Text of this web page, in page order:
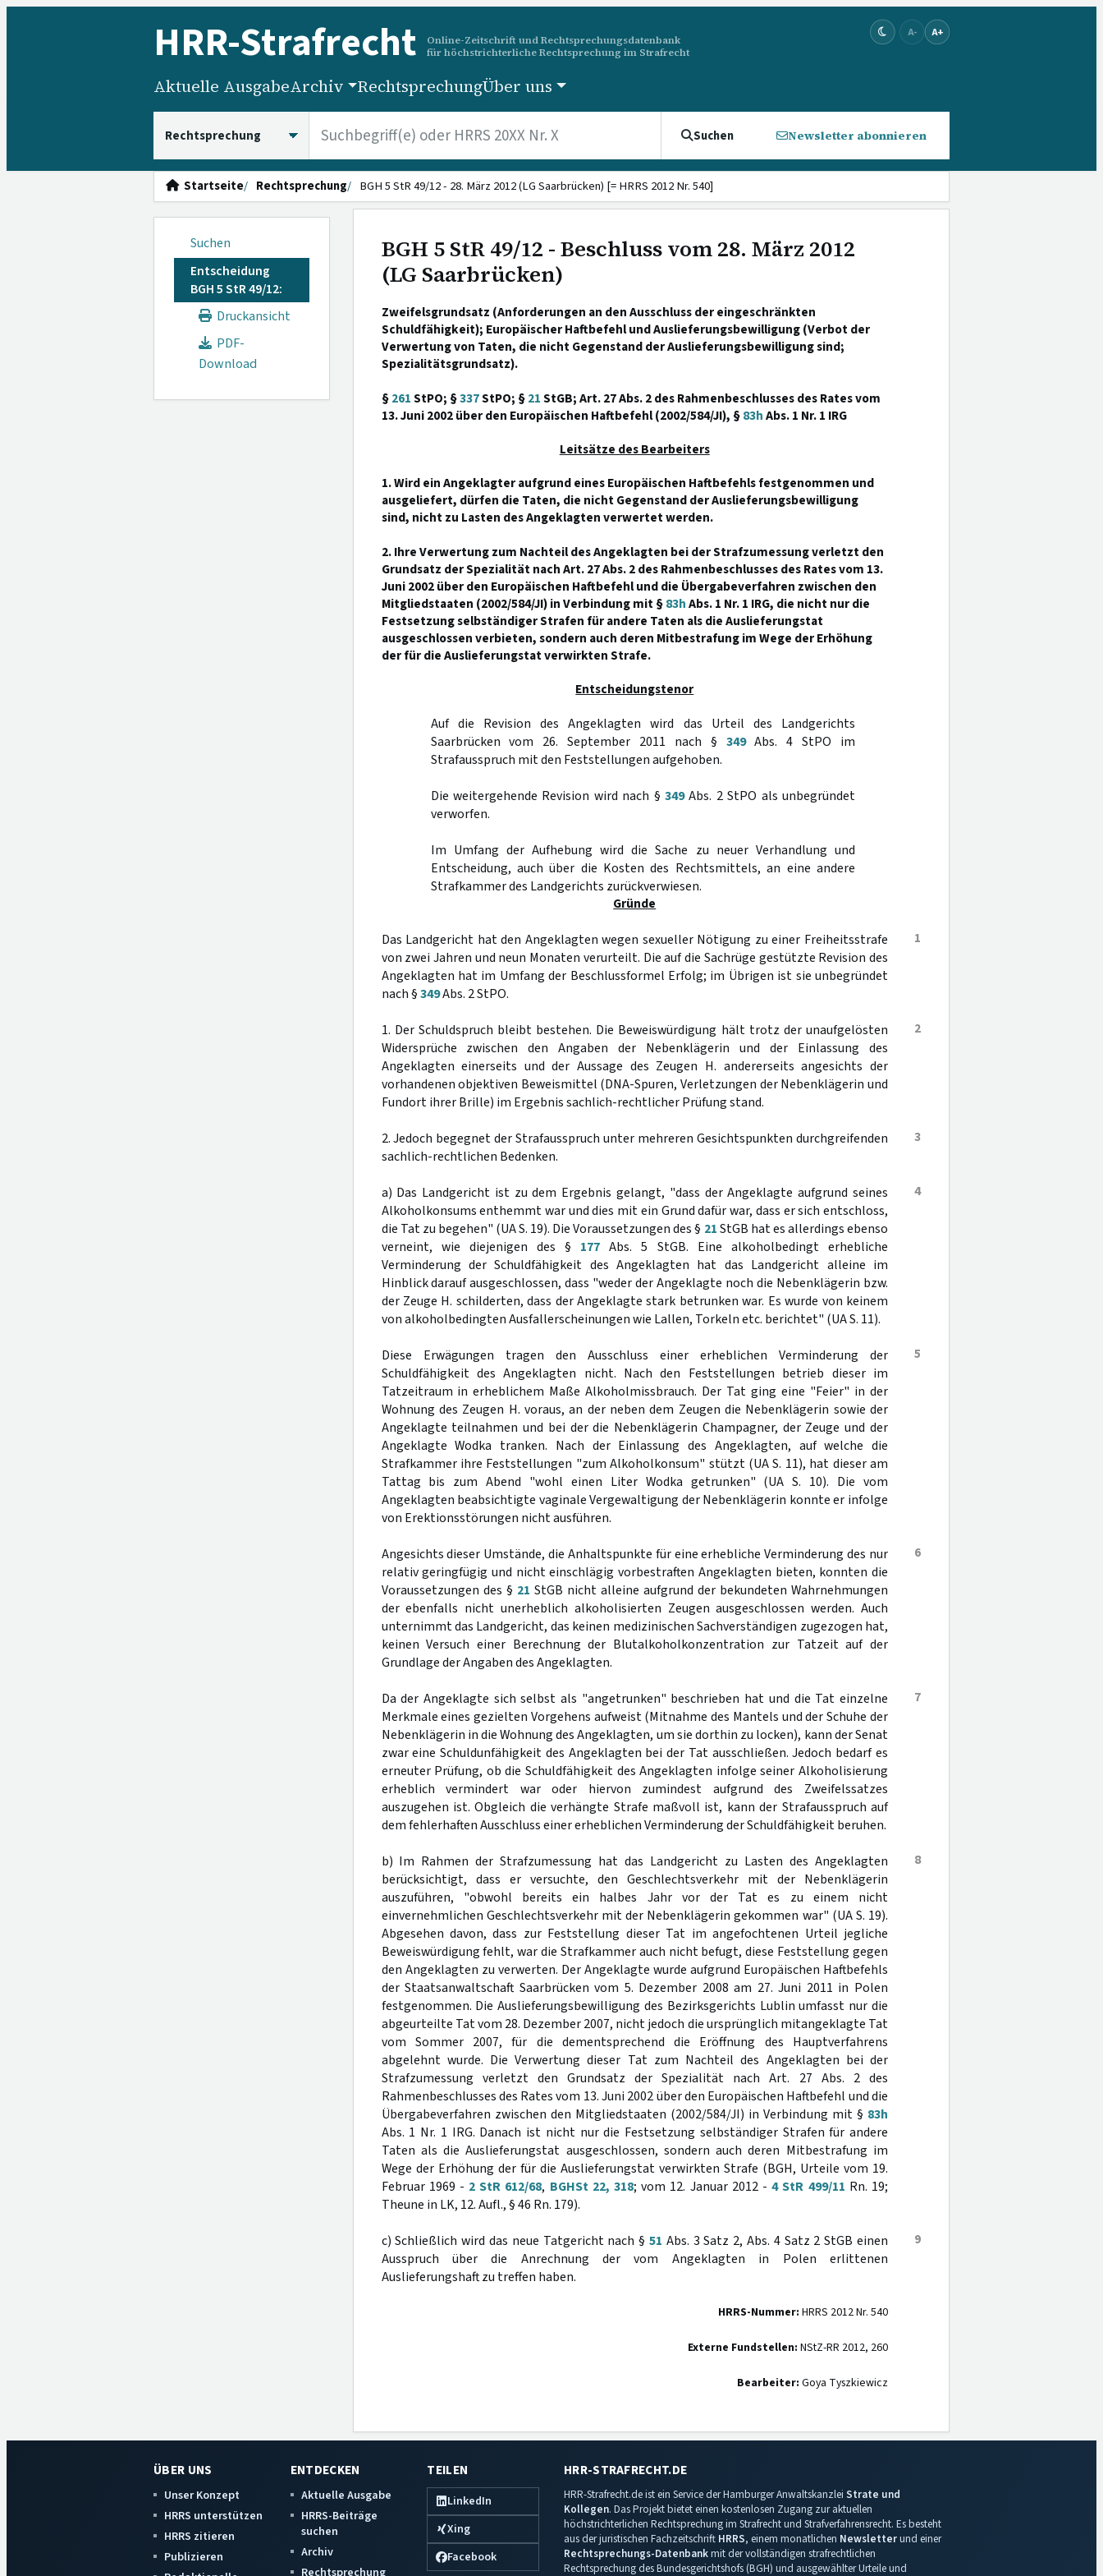
HRR-Strafrecht
Online-Zeitschrift und Rechtsprechungsdatenbank
für höchstrichterliche Rechtsprechung im Strafrecht
A- A+
Aktuelle AusgabeArchiv RechtsprechungÜber uns
Suchen Newsletter abonnieren
Startseite Rechtsprechung BGH 5 StR 49/12 - 28. März 2012 (LG Saarbrücken) [= HRRS 2012 Nr. 540]
Suchen
Entscheidung
BGH 5 StR 49/12:
Druckansicht
PDF-
Download
BGH 5 StR 49/12 - Beschluss vom 28. März 2012
(LG Saarbrücken)
Zweifelsgrundsatz (Anforderungen an den Ausschluss der eingeschränkten
Schuldfähigkeit); Europäischer Haftbefehl und Auslieferungsbewilligung (Verbot der
Verwertung von Taten, die nicht Gegenstand der Auslieferungsbewilligung sind;
Spezialitätsgrundsatz).
§261StPO; §337StPO; §21StGB; Art. 27 Abs. 2 des Rahmenbeschlusses des Rates vom
13. Juni 2002 über den Europäischen Haftbefehl (2002/584/JI), §83hAbs. 1 Nr. 1 IRG
Leitsätze des Bearbeiters
1. Wird ein Angeklagter aufgrund eines Europäischen Haftbefehls festgenommen und
ausgeliefert, dürfen die Taten, die nicht Gegenstand der Auslieferungsbewilligung
sind, nicht zu Lasten des Angeklagten verwertet werden.
2. Ihre Verwertung zum Nachteil des Angeklagten bei der Strafzumessung verletzt den
Grundsatz der Spezialität nach Art. 27 Abs. 2 des Rahmenbeschlusses des Rates vom 13.
Juni 2002 über den Europäischen Haftbefehl und die Übergabeverfahren zwischen den
Mitgliedstaaten (2002/584/JI) in Verbindung mit §83hAbs. 1 Nr. 1 IRG, die nicht nur die
Festsetzung selbständiger Strafen für andere Taten als die Auslieferungstat
ausgeschlossen verbieten, sondern auch deren Mitbestrafung im Wege der Erhöhung
der für die Auslieferungstat verwirkten Strafe.
Entscheidungstenor
Auf die Revision des Angeklagten wird das Urteil des Landgerichts
Saarbrücken vom 26. September 2011 nach § 349Abs. 4 StPO im
Strafausspruch mit den Feststellungen aufgehoben.
Die weitergehende Revision wird nach § 349Abs. 2 StPO als unbegründet
verworfen.
Im Umfang der Aufhebung wird die Sache zu neuer Verhandlung und
Entscheidung, auch über die Kosten des Rechtsmittels, an eine andere
Strafkammer des Landgerichts zurückverwiesen.
Gründe
1
Das Landgericht hat den Angeklagten wegen sexueller Nötigung zu einer Freiheitsstrafe
von zwei Jahren und neun Monaten verurteilt. Die auf die Sachrüge gestützte Revision des
Angeklagten hat im Umfang der Beschlussformel Erfolg; im Übrigen ist sie unbegründet
nach §349Abs. 2 StPO.
2
1. Der Schuldspruch bleibt bestehen. Die Beweiswürdigung hält trotz der unaufgelösten
Widersprüche zwischen den Angaben der Nebenklägerin und der Einlassung des
Angeklagten einerseits und der Aussage des Zeugen H. andererseits angesichts der
vorhandenen objektiven Beweismittel (DNA-Spuren, Verletzungen der Nebenklägerin und
Fundort ihrer Brille) im Ergebnis sachlich-rechtlicher Prüfung stand.
3
2. Jedoch begegnet der Strafausspruch unter mehreren Gesichtspunkten durchgreifenden
sachlich-rechtlichen Bedenken.
4
a) Das Landgericht ist zu dem Ergebnis gelangt, "dass der Angeklagte aufgrund seines
Alkoholkonsums enthemmt war und dies mit ein Grund dafür war, dass er sich entschloss,
die Tat zu begehen" (UA S. 19). Die Voraussetzungen des § 21StGB hat es allerdings ebenso
verneint, wie diejenigen des § 177 Abs. 5 StGB. Eine alkoholbedingt erhebliche
Verminderung der Schuldfähigkeit des Angeklagten hat das Landgericht alleine im
Hinblick darauf ausgeschlossen, dass "weder der Angeklagte noch die Nebenklägerin bzw.
der Zeuge H. schilderten, dass der Angeklagte stark betrunken war. Es wurde von keinem
von alkoholbedingten Ausfallerscheinungen wie Lallen, Torkeln etc. berichtet" (UA S. 11).
5
Diese Erwägungen tragen den Ausschluss einer erheblichen Verminderung der
Schuldfähigkeit des Angeklagten nicht. Nach den Feststellungen betrieb dieser im
Tatzeitraum in erheblichem Maße Alkoholmissbrauch. Der Tat ging eine "Feier" in der
Wohnung des Zeugen H. voraus, an der neben dem Zeugen die Nebenklägerin sowie der
Angeklagte teilnahmen und bei der die Nebenklägerin Champagner, der Zeuge und der
Angeklagte Wodka tranken. Nach der Einlassung des Angeklagten, auf welche die
Strafkammer ihre Feststellungen "zum Alkoholkonsum" stützt (UA S. 11), hat dieser am
Tattag bis zum Abend "wohl einen Liter Wodka getrunken" (UA S. 10). Die vom
Angeklagten beabsichtigte vaginale Vergewaltigung der Nebenklägerin konnte er infolge
von Erektionsstörungen nicht ausführen.
6
Angesichts dieser Umstände, die Anhaltspunkte für eine erhebliche Verminderung des nur
relativ geringfügig und nicht einschlägig vorbestraften Angeklagten bieten, konnten die
Voraussetzungen des § 21 StGB nicht alleine aufgrund der bekundeten Wahrnehmungen
der ebenfalls nicht unerheblich alkoholisierten Zeugen ausgeschlossen werden. Auch
unternimmt das Landgericht, das keinen medizinischen Sachverständigen zugezogen hat,
keinen Versuch einer Berechnung der Blutalkoholkonzentration zur Tatzeit auf der
Grundlage der Angaben des Angeklagten.
7
Da der Angeklagte sich selbst als "angetrunken" beschrieben hat und die Tat einzelne
Merkmale eines gezielten Vorgehens aufweist (Mitnahme des Mantels und der Schuhe der
Nebenklägerin in die Wohnung des Angeklagten, um sie dorthin zu locken), kann der Senat
zwar eine Schuldunfähigkeit des Angeklagten bei der Tat ausschließen. Jedoch bedarf es
erneuter Prüfung, ob die Schuldfähigkeit des Angeklagten infolge seiner Alkoholisierung
erheblich vermindert war oder hiervon zumindest aufgrund des Zweifelssatzes
auszugehen ist. Obgleich die verhängte Strafe maßvoll ist, kann der Strafausspruch auf
dem fehlerhaften Ausschluss einer erheblichen Verminderung der Schuldfähigkeit beruhen.
8
b) Im Rahmen der Strafzumessung hat das Landgericht zu Lasten des Angeklagten
berücksichtigt, dass er versuchte, den Geschlechtsverkehr mit der Nebenklägerin
auszuführen, "obwohl bereits ein halbes Jahr vor der Tat es zu einem nicht
einvernehmlichen Geschlechtsverkehr mit der Nebenklägerin gekommen war" (UA S. 19).
Abgesehen davon, dass zur Feststellung dieser Tat im angefochtenen Urteil jegliche
Beweiswürdigung fehlt, war die Strafkammer auch nicht befugt, diese Feststellung gegen
den Angeklagten zu verwerten. Der Angeklagte wurde aufgrund Europäischen Haftbefehls
der Staatsanwaltschaft Saarbrücken vom 5. Dezember 2008 am 27. Juni 2011 in Polen
festgenommen. Die Auslieferungsbewilligung des Bezirksgerichts Lublin umfasst nur die
abgeurteilte Tat vom 28. Dezember 2007, nicht jedoch die ursprünglich mitangeklagte Tat
vom Sommer 2007, für die dementsprechend die Eröffnung des Hauptverfahrens
abgelehnt wurde. Die Verwertung dieser Tat zum Nachteil des Angeklagten bei der
Strafzumessung verletzt den Grundsatz der Spezialität nach Art. 27 Abs. 2 des
Rahmenbeschlusses des Rates vom 13. Juni 2002 über den Europäischen Haftbefehl und die
Übergabeverfahren zwischen den Mitgliedstaaten (2002/584/JI) in Verbindung mit § 83h
Abs. 1 Nr. 1 IRG. Danach ist nicht nur die Festsetzung selbständiger Strafen für andere
Taten als die Auslieferungstat ausgeschlossen, sondern auch deren Mitbestrafung im
Wege der Erhöhung der für die Auslieferungstat verwirkten Strafe (BGH, Urteile vom 19.
Februar 1969 - 2 StR 612/68, BGHSt 22, 318; vom 12. Januar 2012 -4 StR 499/11 Rn. 19;
Theune in LK, 12. Aufl., § 46 Rn. 179).
9
c) Schließlich wird das neue Tatgericht nach § 51 Abs. 3 Satz 2, Abs. 4 Satz 2 StGB einen
Ausspruch über die Anrechnung der vom Angeklagten in Polen erlittenen
Auslieferungshaft zu treffen haben.
HRRS-Nummer: HRRS 2012 Nr. 540
Externe Fundstellen: NStZ-RR 2012, 260
Bearbeiter: Goya Tyszkiewicz
ÜBER UNS
Unser Konzept
HRRS unterstützen
HRRS zitieren
Publizieren
ENTDECKEN
Aktuelle Ausgabe
HRRS-Beiträge
suchen
Archiv
Rechtsprechung
TEILEN
LinkedIn
Xing
Facebook
HRR-STRAFRECHT.DE
HRR-Strafrecht.de ist ein Service der Hamburger Anwaltskanzlei Strate und
Kollegen. Das Projekt bietet einen kostenlosen Zugang zur aktuellen
höchstrichterlichen Rechtsprechung im Strafrecht und Strafverfahrensrecht. Es besteht
aus der juristischen Fachzeitschrift HRRS, einem monatlichen Newsletterund einer
Rechtsprechungs-Datenbankmit der vollständigen strafrechtlichen
Rechtsprechung des Bundesgerichtshofs (BGH) und ausgewählter Urteile und